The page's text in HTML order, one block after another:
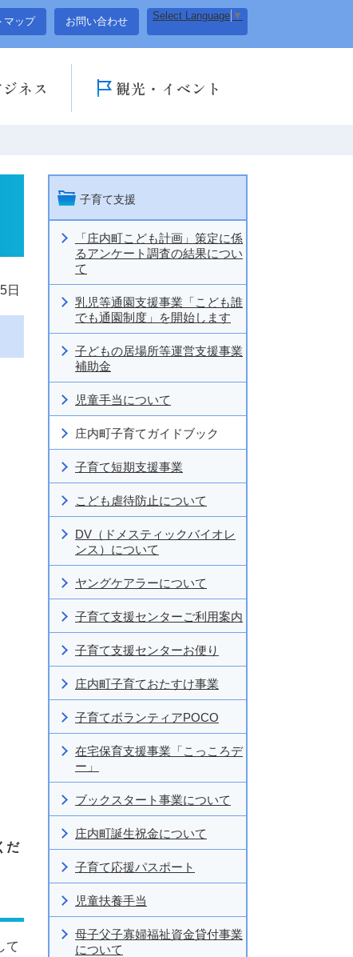
マップ お問い合わせ Select Language ▼
ネス 観光・イベント
日
だ
て
子育て支援
「庄内町こども計画」策定に係
るアンケート調査の結果につい
て
乳児等通園支援事業「こども誰
でも通園制度」を開始します
子どもの居場所等運営支援事業
補助金
児童手当について
庄内町子育てガイドブック
子育て短期支援事業
こども虐待防止について
DV（ドメスティックバイオレ
ンス）について
ヤングケアラーについて
子育て支援センターご利用案内
子育て支援センターお便り
庄内町子育ておたすけ事業
子育てボランティアPOCO
在宅保育支援事業「こっころデ
ー」
ブックスタート事業について
庄内町誕生祝金について
子育て応援パスポート
児童扶養手当
母子父子寡婦福祉資金貸付事業
について